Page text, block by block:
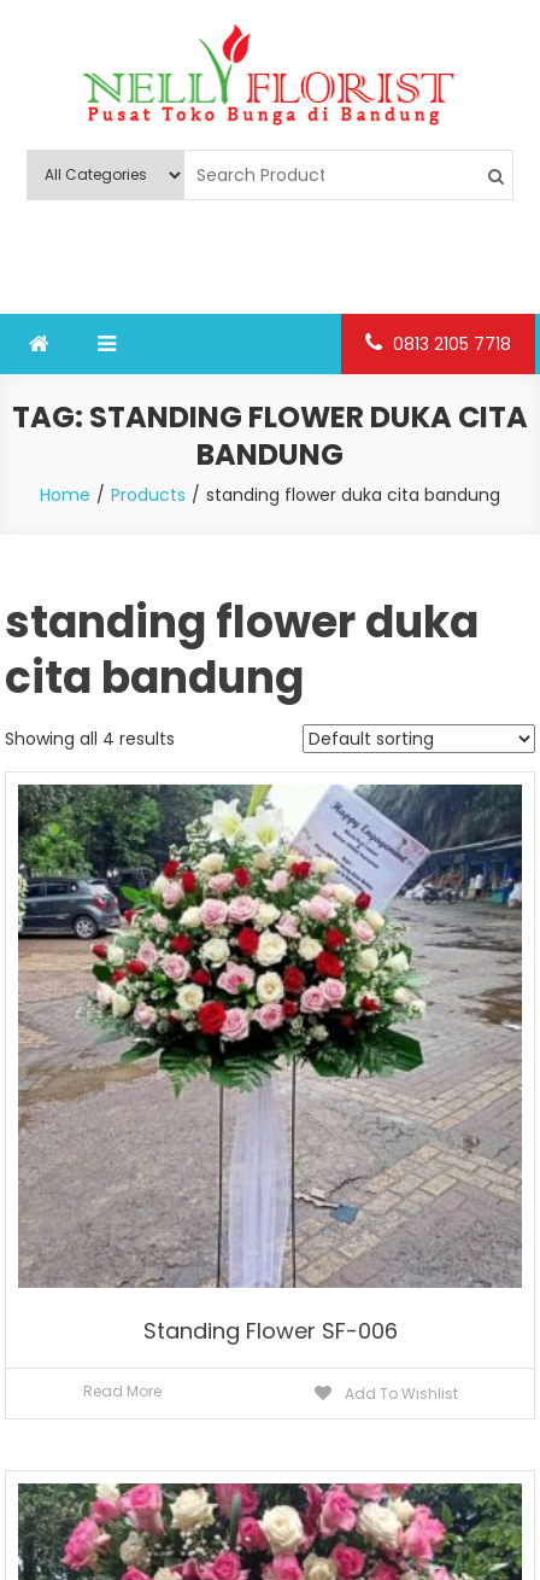
Nelly Florist Bandung
0813 2105 7718
TAG: STANDING FLOWER DUKA CITA
BANDUNG
Home Products standing flower duka cita bandung
standing flower duka
cita bandung
Showing all 4 results
Standing Flower SF-006
Read More Add To Wishlist